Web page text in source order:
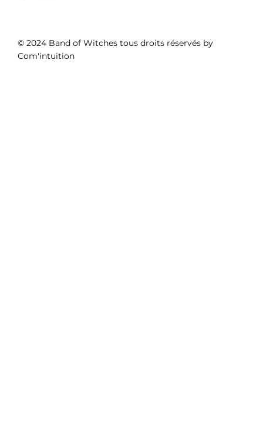
© 2024 Band of Witches tous droits réservés by
Com'intuition